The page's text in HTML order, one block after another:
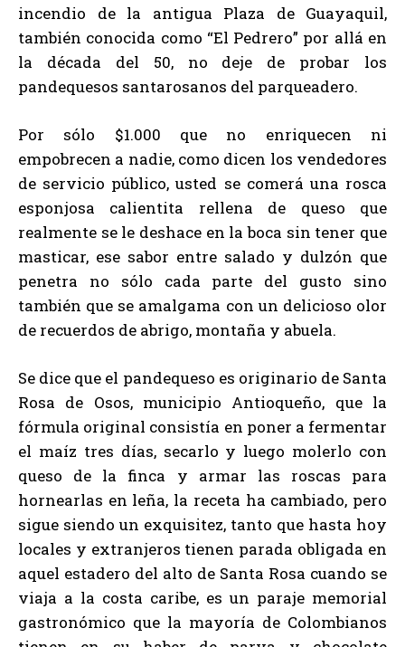
incendio de la antigua Plaza de Guayaquil,
también conocida como “El Pedrero” por allá en
la década del 50, no deje de probar los
pandequesos santarosanos del parqueadero.
Por sólo $1.000 que no enriquecen ni
empobrecen a nadie, como dicen los vendedores
de servicio público, usted se comerá una rosca
esponjosa calientita rellena de queso que
realmente se le deshace en la boca sin tener que
masticar, ese sabor entre salado y dulzón que
penetra no sólo cada parte del gusto sino
también que se amalgama con un delicioso olor
de recuerdos de abrigo, montaña y abuela.
Se dice que el pandequeso es originario de Santa
Rosa de Osos, municipio Antioqueño, que la
fórmula original consistía en poner a fermentar
el maíz tres días, secarlo y luego molerlo con
queso de la finca y armar las roscas para
hornearlas en leña, la receta ha cambiado, pero
sigue siendo un exquisitez, tanto que hasta hoy
locales y extranjeros tienen parada obligada en
aquel estadero del alto de Santa Rosa cuando se
viaja a la costa caribe, es un paraje memorial
gastronómico que la mayoría de Colombianos